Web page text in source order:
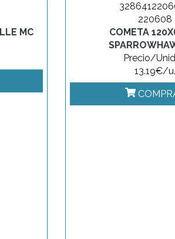
MC
220608
COMETA
Precio/
13.19€/u.